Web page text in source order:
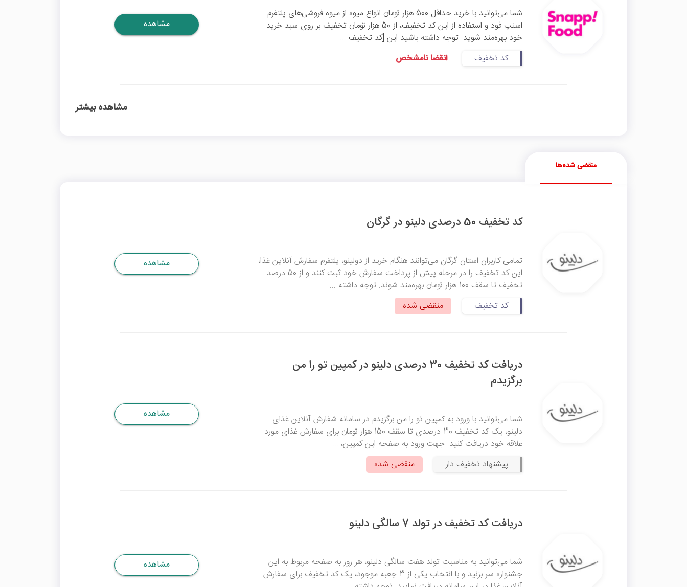
شما می‌توانید با خرید حداقل 500 هزار تومان انواع میوه از میوه فروشی‌های پلتفرم
اسنپ فود و استفاده از این کد تخفیف، از 50 هزار تومان تخفیف بر روی سبد خرید
خود بهره‌مند شوید. توجه داشته باشید این [کد تخفیف ...
کد تخفیف
انقضا نامشخص
مشاهده
مشاهده بیشتر
منقضی شده‌ها
کد تخفیف 50 درصدی دلینو در گرگان
تمامی کاربران استان گرگان می‌توانند هنگام خرید از دولینو، پلتفرم سفارش آنلاین غذا،
این کد تخفیف را در مرحله پیش از پرداخت سفارش خود ثبت کنند و از 50 درصد
تخفیف تا سقف 100 هزار تومان بهره‌مند شوند. توجه داشته ...
کد تخفیف
منقضی شده
مشاهده
دریافت کد تخفیف 30 درصدی دلینو در کمپین تو را من
برگزیدم
شما می‌توانید با ورود به کمپین تو را من برگزیدم در سامانه شفارش آنلاین غذای
دلینو، یک کد تخفیف 30 درصدی تا سقف 150 هزار تومان برای سفارش غذای مورد
علاقه خود دریافت کنید. جهت ورود به صفحه این کمپین، ...
پیشنهاد تخفیف دار
منقضی شده
مشاهده
دریافت کد تخفیف در تولد 7 سالگی دلینو
شما می‌توانید به مناسبت تولد هفت سالگی دلینو، هر روز به صفحه مربوط به این
جشنواره سر بزنید و با انتخاب یکی از 3 جعبه موجود، یک کد تخفیف برای سفارش
مشاهده